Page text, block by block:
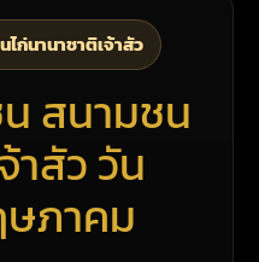
ไก่นานาชาติเจ้าสัว
สนามชน
าสัว วัน
ษภาคม